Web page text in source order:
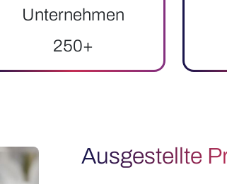
Unternehmen
250+
Ausgestellte